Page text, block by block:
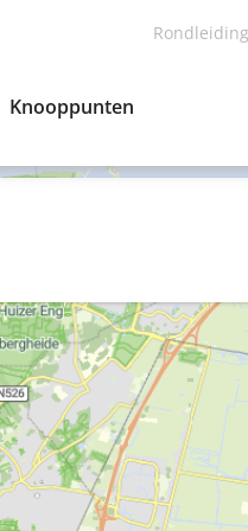
Rondleiding
Knooppunten